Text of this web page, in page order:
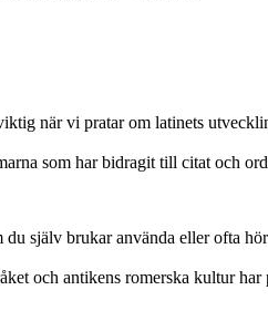
när vi pratar om latinets
som har bidragit till citat och
själv brukar använda eller ofta
och antikens romerska kultur